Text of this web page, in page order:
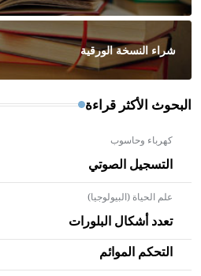
شراء النسخة الورقية
البحوث الأكثر قراءة
كهرباء وحاسوب
التسجيل الصوتي
علم الحياة (البيولوجيا)
تعدد أشكال البلورات
التحكم الموائم